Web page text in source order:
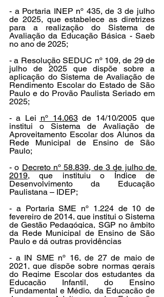
- a Portaria INEP nº 435, de 3 de julho
de 2025, que estabelece as diretrizes
para a realização do Sistema de
Avaliação da Educação Básica - Saeb
no ano de 2025;
- a Resolução SEDUC nº 109, de 29 de
julho de 2025 que dispõe sobre a
aplicação do Sistema de Avaliação de
Rendimento Escolar do Estado de São
Paulo e do Provão Paulista Seriado em
2025;
- a Lei nº 14.063 de 14/10/2005 que
institui o Sistema de Avaliação de
Aproveitamento Escolar dos Alunos da
Rede Municipal de Ensino de São
Paulo;
- o Decreto nº 58.839, de 3 de julho de
2019, que instituiu o Índice de
Desenvolvimento da Educação
Paulistana – IDEP;
- a Portaria SME nº 1.224 de 10 de
fevereiro de 2014, que institui o Sistema
de Gestão Pedagógica, SGP no âmbito
da Rede Municipal de Ensino de São
Paulo e dá outras providências
- a IN SME nº 16, de 27 de maio de
2021, que dispõe sobre normas gerais
do Regime Escolar dos estudantes da
Educação Infantil, do Ensino
Fundamental e Médio, da Educação de